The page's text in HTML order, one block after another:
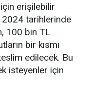
erişilebilir
tarihlerinde
100 bin TL
bir kısmı
edilecek. Bu
isteyenler için